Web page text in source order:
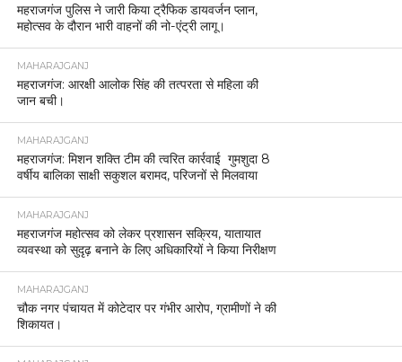
महराजगंज पुलिस ने जारी किया ट्रैफिक डायवर्जन प्लान,
महोत्सव के दौरान भारी वाहनों की नो-एंट्री लागू।
MAHARAJGANJ
महराजगंज: आरक्षी आलोक सिंह की तत्परता से महिला की
जान बची।
MAHARAJGANJ
महराजगंज: मिशन शक्ति टीम की त्वरित कार्रवाई गुमशुदा 8
वर्षीय बालिका साक्षी सकुशल बरामद, परिजनों से मिलवाया
MAHARAJGANJ
महराजगंज महोत्सव को लेकर प्रशासन सक्रिय, यातायात
व्यवस्था को सुदृढ़ बनाने के लिए अधिकारियों ने किया निरीक्षण
MAHARAJGANJ
चौक नगर पंचायत में कोटेदार पर गंभीर आरोप, ग्रामीणों ने की
शिकायत।